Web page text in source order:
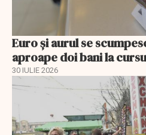
Euro și aurul se
aproape doi bani la
30 IULIE 2026